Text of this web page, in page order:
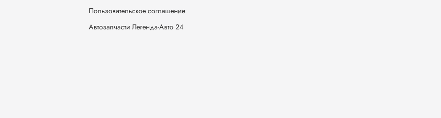
Пользовательское соглашение
Автозапчасти Легенда-Авто 24